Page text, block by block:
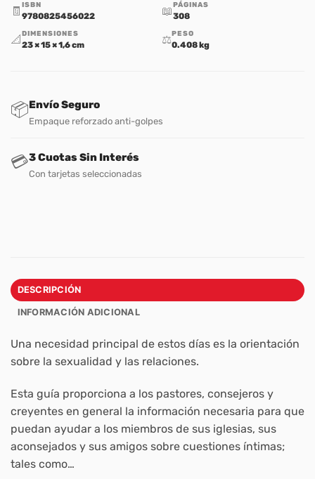
🧾 ISBN
9780825456022 📖PÁGINAS
308
📐 DIMENSIONES
23 × 15 × 1,6 cm ⚖️PESO
0.408 kg
📦Envío Seguro
Empaque reforzado anti-golpes
💳3 Cuotas Sin Interés
Con tarjetas seleccionadas
DESCRIPCIÓN
INFORMACIÓN ADICIONAL
Una necesidad principal de estos días es la orientación
sobre la sexualidad y las relaciones.
Esta guía proporciona a los pastores, consejeros y
creyentes en general la información necesaria para que
puedan ayudar a los miembros de sus iglesias, sus
aconsejados y sus amigos sobre cuestiones íntimas;
tales como…